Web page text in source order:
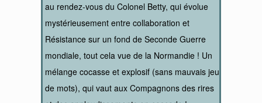
au rendez-vous du Colonel Betty, qui évolue
mystérieusement entre collaboration et
Résistance sur un fond de Seconde Guerre
mondiale, tout cela vue de la Normandie ! Un
mélange cocasse et explosif (sans mauvais jeu
de mots), qui vaut aux Compagnons des rires